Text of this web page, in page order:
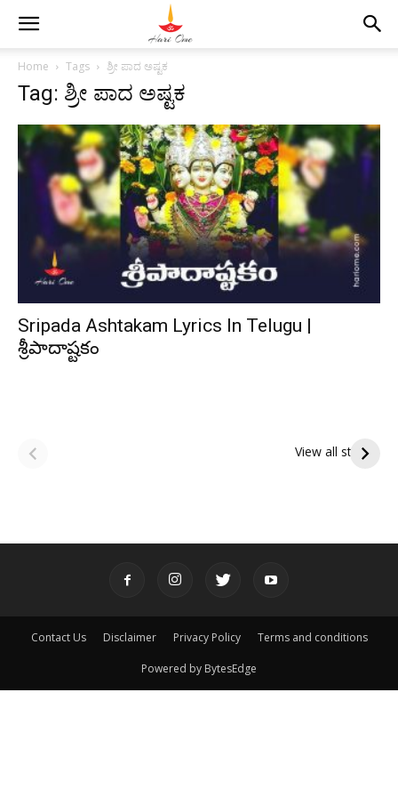
Home Tags ಶ್ರೀ ಪಾದ ಅಷ್ಟಕ
Tag: ಶ್ರೀ ಪಾದ ಅಷ್ಟಕ
Sripada Ashtakam Lyrics In Telugu |
శ్రీపాదాష్టకం
View all stories
పితృదేవతల ఆశీర్వాదం
ఇంద్రకీలాద్రి గిరి ప్రదక్షిణ
Contact Us Disclaimer Privacy Policy Terms and conditions
Powered by BytesEdge